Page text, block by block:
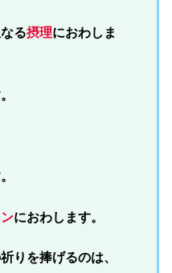
る摂理におわしま
におわします。
りを捧げるのは、